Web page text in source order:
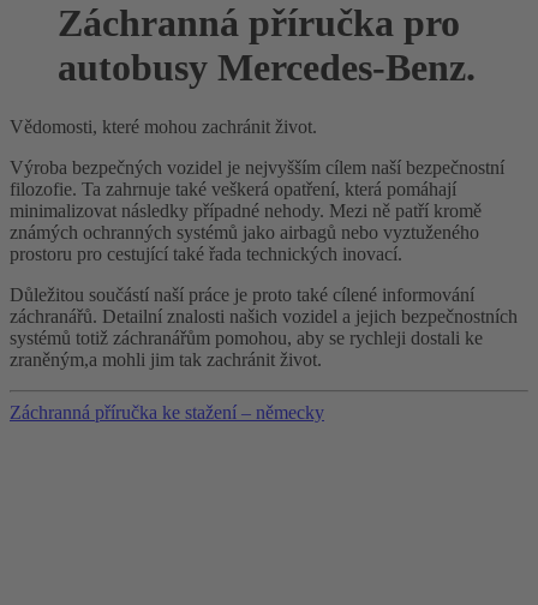
Záchranná příručka pro
autobusy Mercedes-Benz.
Vědomosti, které mohou zachránit život.
Výroba bezpečných vozidel je nejvyšším cílem naší bezpečnostní
filozofie. Ta zahrnuje také veškerá opatření, která pomáhají
minimalizovat následky případné nehody. Mezi ně patří kromě
známých ochranných systémů jako airbagů nebo vyztuženého
prostoru pro cestující také řada technických inovací.
Důležitou součástí naší práce je proto také cílené informování
záchranářů. Detailní znalosti našich vozidel a jejich bezpečnostních
systémů totiž záchranářům pomohou, aby se rychleji dostali ke
zraněným,a mohli jim tak zachránit život.
Záchranná příručka ke stažení – německy